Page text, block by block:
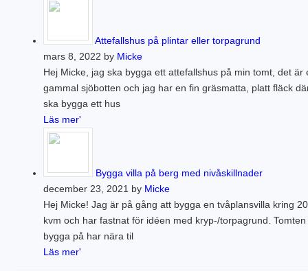
Attefallshus på plintar eller torpagrund
mars 8, 2022 by Micke
Hej Micke, jag ska bygga ett attefallshus på min tomt, det är
gammal sjöbotten och jag har en fin gräsmatta, platt fläck
ska bygga ett hus
Läs mer'
Bygga villa på berg med nivåskillnader
december 23, 2021 by Micke
Hej Micke! Jag är på gång att bygga en tvåplansvilla kring
kvm och har fastnat för idéen med kryp-/torpagrund. Tomten
bygga på har nära til
Läs mer'